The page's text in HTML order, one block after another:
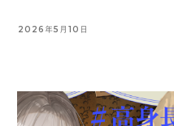
2026年5月10日